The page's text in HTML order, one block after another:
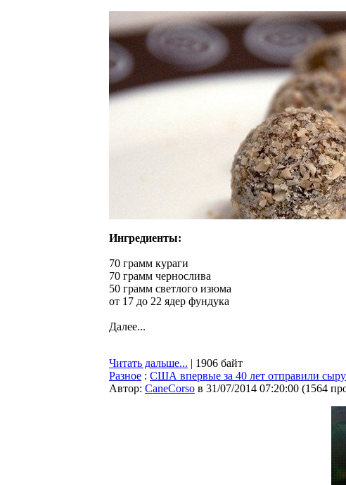
Ингредиенты:
70 грамм кураги
70 грамм чернослива
50 грамм светлого изюма
от 17 до 22 ядер фундука
Далее...
Читать дальше... | 1906 байт
Разное : США впервые за 40 лет отправили
Автор: CaneCorso в 31/07/2014 07:20:00 (1564